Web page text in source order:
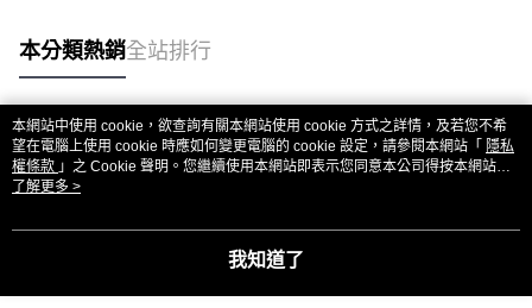
本分類熱銷全站排行
熱門標籤
本網站中使用 cookie，欲查詢有關本網站使用 cookie 方式之詳情，及若您不希
望在電腦上使用 cookie 時應如何變更電腦的 cookie 設定，請參閱本網站「 隱私
權條款 」之 Cookie 聲明。您繼續使用本網站即表示您同意本公司得按本網站使
用條款之 Cookie 聲明使用 cookie。
了解更多 >
我知道了